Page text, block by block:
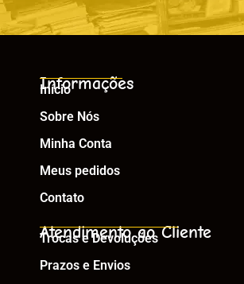
Informações
Início
Sobre Nós
Minha Conta
Meus pedidos
Contato
Atendimento ao Cliente
Trocas e Devoluções
Prazos e Envios